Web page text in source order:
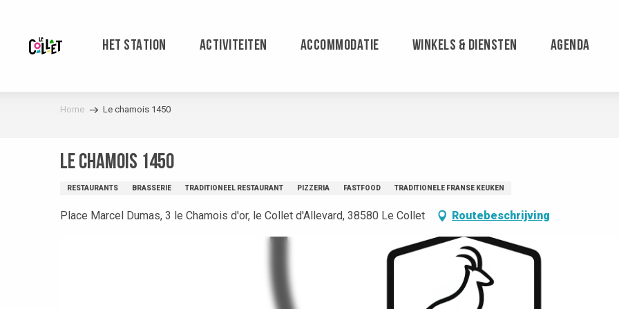
contenu
principal
HET STATION ACTIVITEITEN ACCOMMODATIE WINKELS & DIENSTEN AGENDA
Home Le chamois 1450
Le chamois 1450
RESTAURANTS BRASSERIE TRADITIONEEL RESTAURANT PIZZERIA FASTFOOD TRADITIONELE FRANSE KEUKEN
Place Marcel Dumas, 3 le Chamois d'or, le Collet d'Allevard, 38580 Le Collet Routebeschrijving